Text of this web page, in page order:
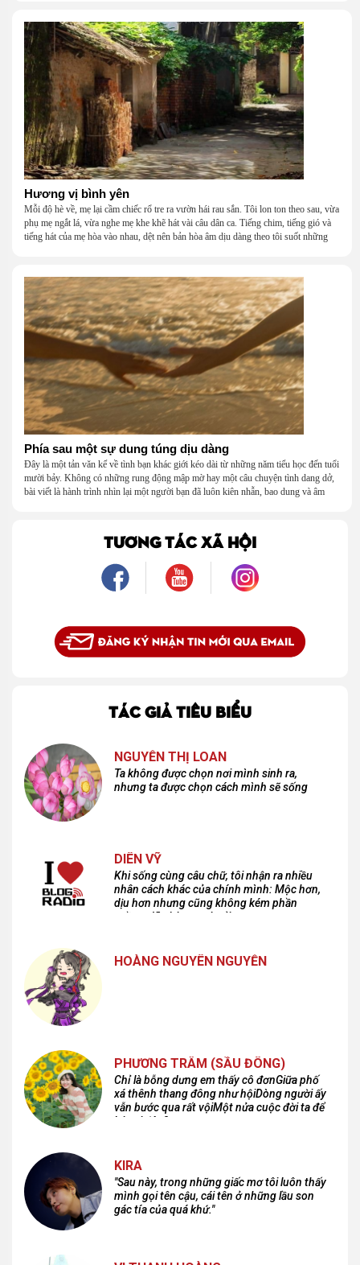
một mái nhà bằng lòng thương, bằng sự nhẫn nại và một niềm tin cũ kỹ rằng: dẫu
nghèo đến đâu, cũng còn có nhau để quay về.
Hương vị bình yên
Mỗi độ hè về, mẹ lại cầm chiếc rổ tre ra vườn hái rau sắn. Tôi lon ton theo sau, vừa
phụ mẹ ngắt lá, vừa nghe mẹ khe khẽ hát vài câu dân ca. Tiếng chim, tiếng gió và
tiếng hát của mẹ hòa vào nhau, dệt nên bản hòa âm dịu dàng theo tôi suốt những
Phía sau một sự dung túng dịu dàng
Đây là một tản văn kể về tình bạn khác giới kéo dài từ những năm tiểu học đến tuổi
mười bảy. Không có những rung động mập mờ hay một câu chuyện tình dang dở,
bài viết là hành trình nhìn lại một người bạn đã luôn kiên nhẫn, bao dung và âm
là một mối tình, mà là một người luôn cho tôi quyền được là chính mình.
TƯƠNG TÁC XÃ HỘI
TÁC GIẢ TIÊU BIỂU
NGUYỄN THỊ LOAN
Ta không được chọn nơi mình sinh ra,
nhưng ta được chọn cách mình sẽ sống
DIÊN VỸ
Khi sống cùng câu chữ, tôi nhận ra nhiều
nhân cách khác của chính mình: Mộc hơn,
dịu hơn nhưng cũng không kém phần
cuồng dã và hoang hoải...
HOÀNG NGUYÊN NGUYỄN
PHƯƠNG TRÂM (SẦU ĐÔNG)
Chỉ là bỗng dưng em thấy cô đơnGiữa phố
xá thênh thang đông như hộiDòng người ấy
vẫn bước qua rất vộiMột nửa cuộc đời ta để
lại nơi đâu?
KIRA
"Sau này, trong những giấc mơ tôi luôn thấy
mình gọi tên cậu, cái tên ở những lầu son
gác tía của quá khứ."